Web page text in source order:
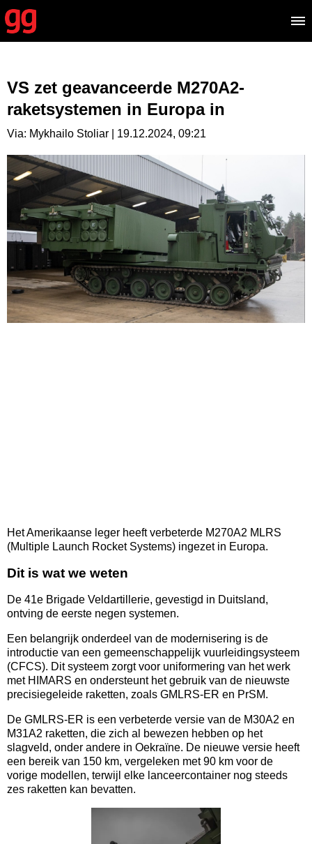
VS zet geavanceerde M270A2-
raketsystemen in Europa in
Via: Mykhailo Stoliar | 19.12.2024, 09:21
Het Amerikaanse leger heeft verbeterde M270A2 MLRS
(Multiple Launch Rocket Systems) ingezet in Europa.
Dit is wat we weten
De 41e Brigade Veldartillerie, gevestigd in Duitsland,
ontving de eerste negen systemen.
Een belangrijk onderdeel van de modernisering is de
introductie van een gemeenschappelijk vuurleidingsysteem
(CFCS). Dit systeem zorgt voor uniformering van het werk
met HIMARS en ondersteunt het gebruik van de nieuwste
precisiegeleide raketten, zoals GMLRS-ER en PrSM.
De GMLRS-ER is een verbeterde versie van de M30A2 en
M31A2 raketten, die zich al bewezen hebben op het
slagveld, onder andere in Oekraïne. De nieuwe versie heeft
een bereik van 150 km, vergeleken met 90 km voor de
vorige modellen, terwijl elke lanceercontainer nog steeds
zes raketten kan bevatten.